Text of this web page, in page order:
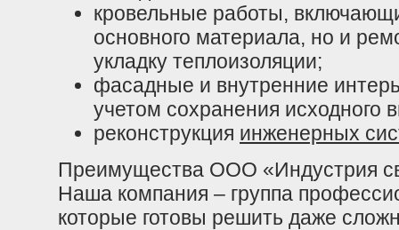
кровельные работы,
основного материала, но и
укладку теплоизоляции;
фасадные и внутренние
учетом сохранения исходного
реконструкция инженерных
Преимущества ООО «Индустрия
Наша компания – группа
которые готовы решить даже